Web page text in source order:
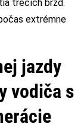
trecích bŕzd.
extrémne
jazdy
vodiča s